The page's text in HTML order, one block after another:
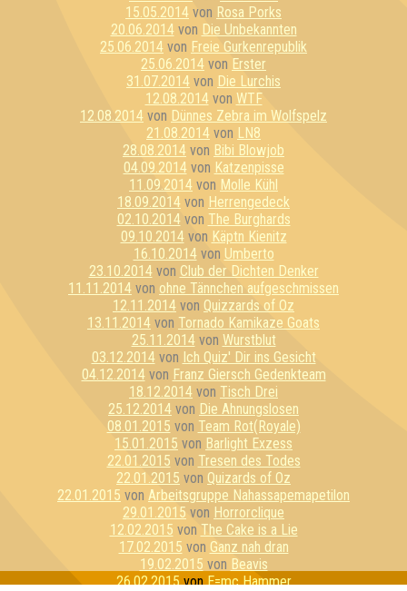
15.05.2014 von Rosa Porks
20.06.2014von Die Unbekannten
25.06.2014 von Freie Gurkenrepublik
25.06.2014 von Erster
31.07.2014 von Die Lurchis
12.08.2014von WTF
12.08.2014 von Dünnes Zebra im Wolfspelz
21.08.2014 von LN8
28.08.2014 von Bibi Blowjob
04.09.2014von Katzenpisse
11.09.2014 von Molle Kühl
18.09.2014 von Herrengedeck
02.10.2014von The Burghards
09.10.2014von Käptn Kienitz
16.10.2014von Umberto
23.10.2014von Club der Dichten Denker
11.11.2014 von ohne Tännchen aufgeschmissen
12.11.2014 von Quizzards of Oz
13.11.2014 von Tornado Kamikaze Goats
25.11.2014von Wurstblut
03.12.2014von Ich Quiz' Dir ins Gesicht
04.12.2014von Franz Giersch Gedenkteam
18.12.2014 von Tisch Drei
25.12.2014 von Die Ahnungslosen
08.01.2015 von Team Rot(Royale)
15.01.2015 von Barlight Exzess
22.01.2015 von Tresen des Todes
22.01.2015 von Quizards of Oz
22.01.2015 von Arbeitsgruppe Nahassapemapetilon
29.01.2015 von Horrorclique
12.02.2015 von The Cake is a Lie
17.02.2015 von Ganz nah dran
19.02.2015 von Beavis
26.02.2015vonE=mc Hammer